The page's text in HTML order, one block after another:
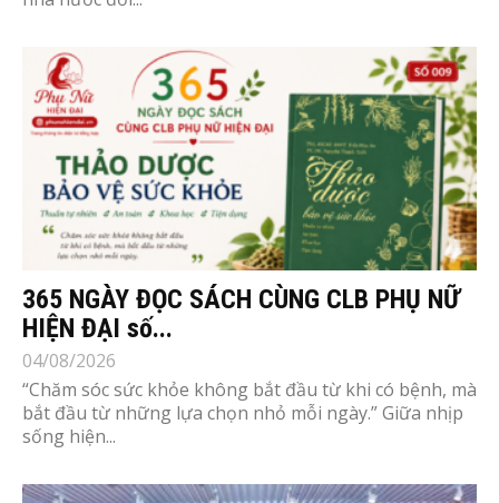
365 NGÀY ĐỌC SÁCH CÙNG CLB PHỤ NỮ
HIỆN ĐẠI số...
04/08/2026
“Chăm sóc sức khỏe không bắt đầu từ khi có bệnh, mà
bắt đầu từ những lựa chọn nhỏ mỗi ngày.” Giữa nhịp
sống hiện...